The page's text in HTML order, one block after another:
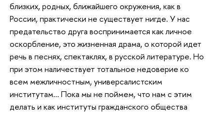
близких, родных, ближайшего окружения, как в
России, практически не существует нигде. У нас
предательство друга воспринимается как личное
оскорбление, это жизненная драма, о которой идет
речь в песнях, спектаклях, в русской литературе. Но
при этом наличествует тотальное недоверие ко
всем межличностным, универсалистским
институтам… Пока мы не поймем, что нам с этим
делать и как институты гражданского общества